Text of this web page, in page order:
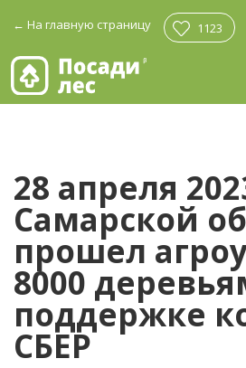
← На главную страницу 1123
28 апреля
Самарской
прошел
8000
поддержке
СБЕР